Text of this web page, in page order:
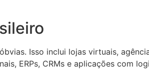
Isso inclui lojas virtuais,
ERPs, CRMs e aplicações com